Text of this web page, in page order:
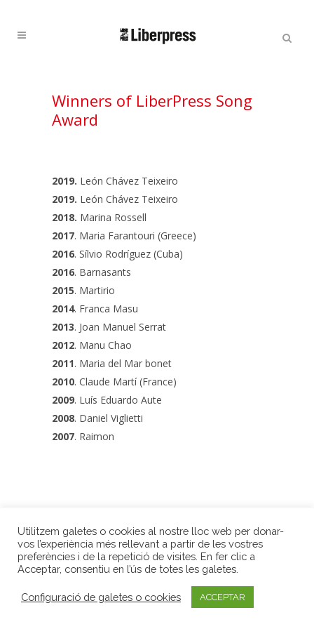
Cercar
Winners of LiberPress Song
Award
2019. León Chávez Teixeiro
2019. León Chávez Teixeiro
2018. Marina Rossell
2017. Maria Farantouri (Greece)
2016. Sílvio Rodríguez (Cuba)
2016. Barnasants
2015. Martirio
2014. Franca Masu
2013. Joan Manuel Serrat
2012. Manu Chao
2011. Maria del Mar bonet
2010. Claude Martí (France)
2009. Luís Eduardo Aute
2008. Daniel Viglietti
2007. Raimon
RETURN
Premis Internacionals LiberPress| Gran Via Jaume I, 3, 2n | 17001 Girona
| Tel. 972 20 15 18 | Avís legal Privacitat |
Utilitzem galetes o cookies al nostre lloc web per donar-
vos l’experiència més rellevant a partir de les vostres
preferències i de la repetició de visites. En fer clic a
Acceptar, consentiu en l’ús de totes les galetes.
Configuració de galetes o cookies ACCEPTAR